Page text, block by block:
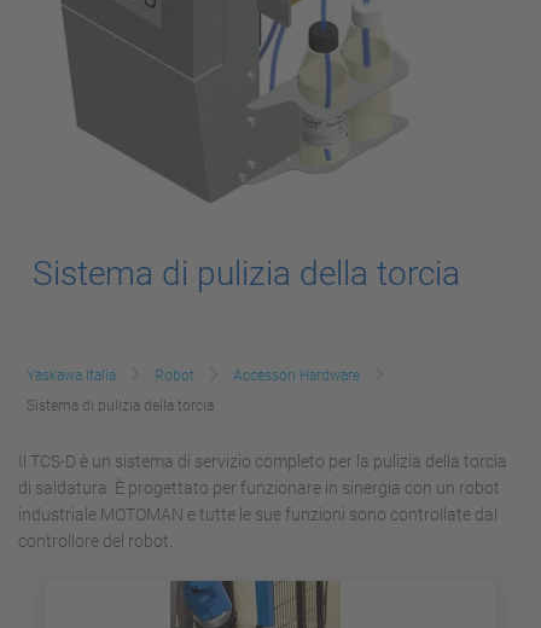
Sistema di pulizia della torcia
Yaskawa Italia Robot
Accessori Hardware
Sistema di pulizia della torcia
Il TCS-D è un sistema di servizio completo per la pulizia della torcia
di saldatura. È progettato per funzionare in sinergia con un robot
industriale MOTOMAN e tutte le sue funzioni sono controllate dal
controllore del robot.